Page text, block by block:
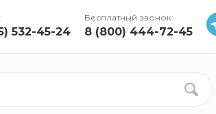
532-45-24
Бесплатный звонок:
8 (800) 444-72-45